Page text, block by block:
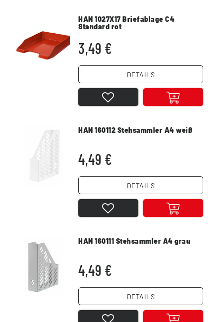
HAN 1027X17 Briefablage C4
Standard rot
3,49 €
DETAILS
HAN 160112 Stehsammler A4 weiß
4,49 €
DETAILS
HAN 160111 Stehsammler A4 grau
4,49 €
DETAILS